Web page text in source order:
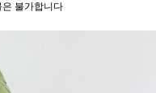
불가합니다